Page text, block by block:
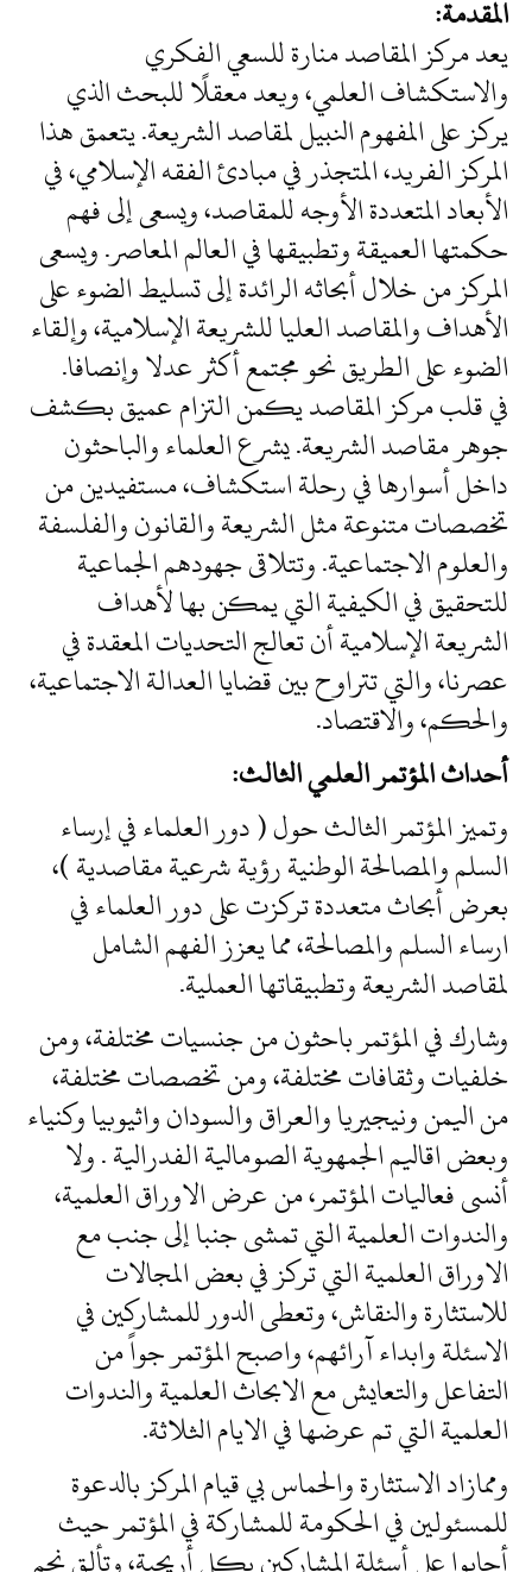
المقدمة:
يعد مركز المقاصد منارة للسعي الفكري
والاستكشاف العلمي، ويعد معقلًا للبحث الذي
يركز على المفهوم النبيل لمقاصد الشريعة. يتعمق هذا
المركز الفريد، المتجذر في مبادئ الفقه الإسلامي، في
الأبعاد المتعددة الأوجه للمقاصد، ويسعى إلى فهم
حكمتها العميقة وتطبيقها في العالم المعاصر. ويسعى
المركز من خلال أبحاثه الرائدة إلى تسليط الضوء على
الأهداف والمقاصد العليا للشريعة الإسلامية، وإلقاء
الضوء على الطريق نحو مجتمع أكثر عدلا وإنصافا.
في قلب مركز المقاصد يكمن التزام عميق بكشف
جوهر مقاصد الشريعة. يشرع العلماء والباحثون
داخل أسوارها في رحلة استكشاف، مستفيدين من
تخصصات متنوعة مثل الشريعة والقانون والفلسفة
والعلوم الاجتماعية. وتتلاقى جهودهم الجماعية
للتحقيق في الكيفية التي يمكن بها لأهداف
الشريعة الإسلامية أن تعالج التحديات المعقدة في
عصرنا، والتي تتراوح بين قضايا العدالة الاجتماعية،
والحكم، والاقتصاد.
أحداث المؤتمر العلمي الثالث:
وتميز المؤتمر الثالث حول ( دور العلماء في إرساء
السلم والمصالحة الوطنية رؤية شرعية مقاصدية )،
بعرض أبحاث متعددة تركزت على دور العلماء في
ارساء السلم والمصالحة، مما يعزز الفهم الشامل
لمقاصد الشريعة وتطبيقاتها العملية.
وشارك في المؤتمر باحثون من جنسيات مختلفة، ومن
خلفيات وثقافات مختلفة، ومن تخصصات مختلفة،
من اليمن ونيجيريا والعراق والسودان واثيوبيا وكنياء
وبعض اقاليم الجمهوية الصومالية الفدرالية . ولا
أنسى فعاليات المؤتمر، من عرض الاوراق العلمية،
والندوات العلمية التي تمشى جنبا إلى جنب مع
الاوراق العلمية التي تركز في بعض المجالات
للاستثارة والنقاش، وتعطى الدور للمشاركين في
الاسئلة وابداء آرائهم، واصبح المؤتمر جواً من
التفاعل والتعايش مع الابحاث العلمية والندوات
العلمية التي تم عرضها في الايام الثلاثة.
وممازاد الاستثارة والحماس بي قيام المركز بالدعوة
للمسئولين في الحكومة للمشاركة في المؤتمر حيث